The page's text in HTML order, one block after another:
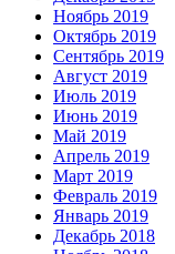
Ноябрь 2019
Октябрь 2019
Сентябрь 2019
Август 2019
Июль 2019
Июнь 2019
Май 2019
Апрель 2019
Март 2019
Февраль 2019
Январь 2019
Декабрь 2018